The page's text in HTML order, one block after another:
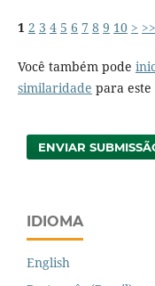
1 2 3 4 5 6 7 8 9 10 > >>
Você também pode
similaridade para
ENVIAR
IDIOMA
English